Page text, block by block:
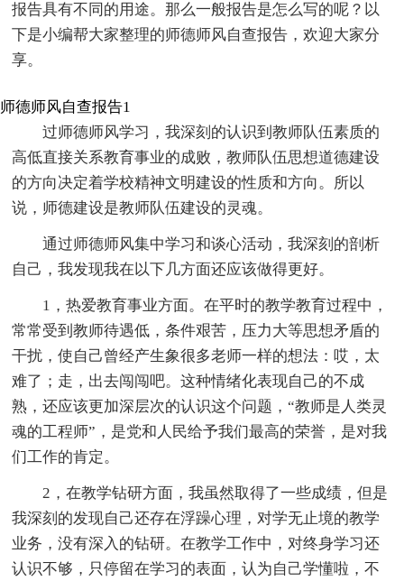
报告具有不同的用途。那么一般报告是怎么写的呢？以
下是小编帮大家整理的师德师风自查报告，欢迎大家分
享。
师德师风自查报告1
过师德师风学习，我深刻的认识到教师队伍素质的
高低直接关系教育事业的成败，教师队伍思想道德建设
的方向决定着学校精神文明建设的性质和方向。所以
说，师德建设是教师队伍建设的灵魂。
通过师德师风集中学习和谈心活动，我深刻的剖析
自己，我发现我在以下几方面还应该做得更好。
1，热爱教育事业方面。在平时的教学教育过程中，
常常受到教师待遇低，条件艰苦，压力大等思想矛盾的
干扰，使自己曾经产生象很多老师一样的想法：哎，太
难了；走，出去闯闯吧。这种情绪化表现自己的不成
熟，还应该更加深层次的认识这个问题，“教师是人类灵
魂的工程师”，是党和人民给予我们最高的荣誉，是对我
们工作的肯定。
2，在教学钻研方面，我虽然取得了一些成绩，但是
我深刻的发现自己还存在浮躁心理，对学无止境的教学
业务，没有深入的钻研。在教学工作中，对终身学习还
认识不够，只停留在学习的表面，认为自己学懂啦，不